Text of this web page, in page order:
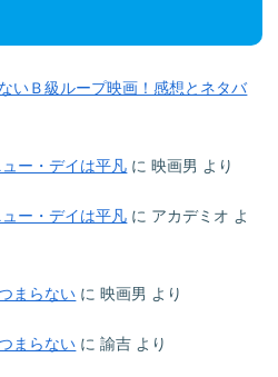
いＢ級ループ映画！感想とネタバ
ー・デイは平凡 に映画男 より
ー・デイは平凡 に アカデミオ よ
まらない に映画男 より
まらない に諭吉 より